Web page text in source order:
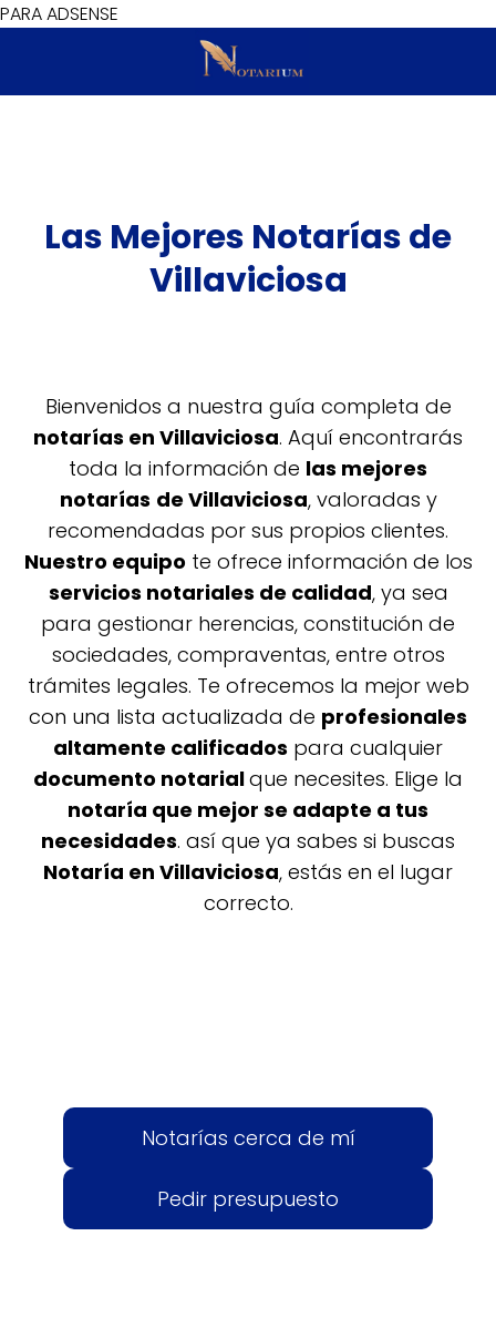
PARA ADSENSE
Las Mejores Notarías de
Villaviciosa
Bienvenidos a nuestra guía completa de
notarías en Villaviciosa. Aquí encontrarás
toda la información de las mejores
notarías de Villaviciosa, valoradas y
recomendadas por sus propios clientes.
Nuestro equipo te ofrece información de los
servicios notariales de calidad, ya sea
para gestionar herencias, constitución de
sociedades, compraventas, entre otros
trámites legales. Te ofrecemos la mejor web
con una lista actualizada de profesionales
altamente calificados para cualquier
documento notarialque necesites. Elige la
notaría que mejor se adapte a tus
necesidades. así que ya sabes si buscas
Notaría en Villaviciosa, estás en el lugar
correcto.
Notarías cerca de mí
Pedir presupuesto